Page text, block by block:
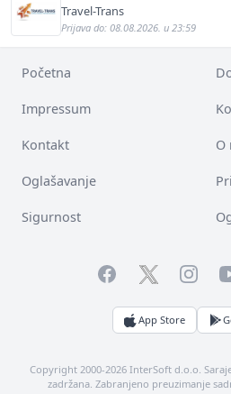
Travel-Trans
Prijava do: 08.08.2026. u 23:59
Početna
Impressum
Kontakt O
Oglašavanje
Sigurnost
FacebookTwitter
App Store
Copyright 2000-2026 InterSoft d.o.o.
zadržana. Zabranjeno preuzimanje